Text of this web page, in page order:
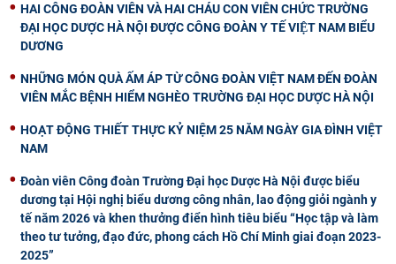
HAI CÔNG ĐOÀN VIÊN VÀ HAI CHÁU CON VIÊN CHỨC TRƯỜNG
ĐẠI HỌC DƯỢC HÀ NỘI ĐƯỢC CÔNG ĐOÀN Y TẾ VIỆT NAM BIỂU
DƯƠNG
NHỮNG MÓN QUÀ ẤM ÁP TỪ CÔNG ĐOÀN VIỆT NAM ĐẾN ĐOÀN
VIÊN MẮC BỆNH HIỂM NGHÈO TRƯỜNG ĐẠI HỌC DƯỢC HÀ NỘI
HOẠT ĐỘNG THIẾT THỰC KỶ NIỆM 25 NĂM NGÀY GIA ĐÌNH VIỆT
NAM
Đoàn viên Công đoàn Trường Đại học Dược Hà Nội được biểu
dương tại Hội nghị biểu dương công nhân, lao động giỏi ngành y
tế năm 2026 và khen thưởng điển hình tiêu biểu “Học tập và làm
theo tư tưởng, đạo đức, phong cách Hồ Chí Minh giai đoạn 2023-
2025”